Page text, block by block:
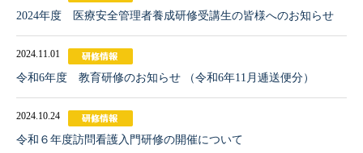
2024年度 医療安全管理者養成研修受講生の皆様へのお知らせ
2024.11.01
令和6年度 教育研修のお知らせ （令和6年11月逓送便分）
2024.10.24
令和６年度訪問看護入門研修の開催について